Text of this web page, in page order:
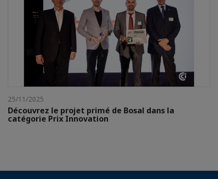
25/11/2025
Découvrez le projet primé de Bosal dans la
catégorie Prix Innovation